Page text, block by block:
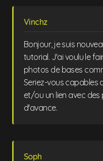
Vinchz
Bonjour, je suis
tutorial. J'ai voulu le
photos de bases
Seriez-vous capables
et/ou un lien avec des
d'avance.
Soph